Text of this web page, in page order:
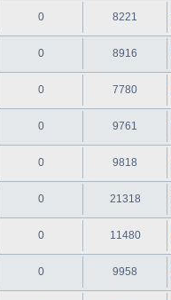
0 8221
0 8916
0 7780
0 9761
0 9818
0 21318
0 11480
0 9958